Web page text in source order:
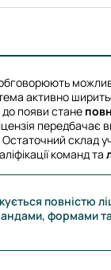
активно
появи стане
передбачає
склад
команд та
повністю
формами